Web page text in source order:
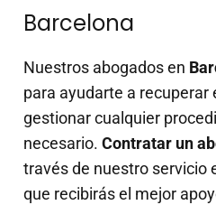
Barcelona
Nuestros abogados en
para ayudarte a recuperar
gestionar cualquier
necesario. Contratar un
través de nuestro servicio
que recibirás el mejor